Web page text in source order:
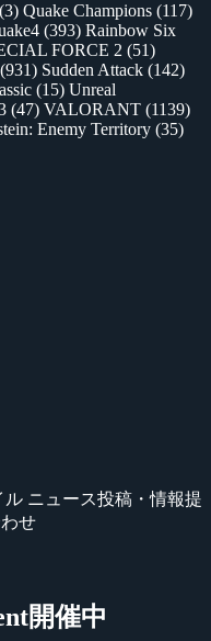
(3) Quake Champions (117)
(393) Rainbow Six
FORCE 2 (51)
(931) Sudden Attack (142)
(15) Unreal
(47) VALORANT (1139)
Enemy Territory (35)
ル ニュース投稿・情報提
せ
開催中